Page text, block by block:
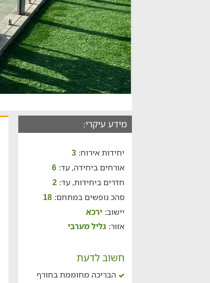
מידע עיקרי:
יחידות אירוח: 3
אורחים ביחידה, עד: 6
חדרים ביחידות, עד: 2
סהכ נופשים במתחם: 18
יישוב: ירכא
אזור: גליל מערבי
חשוב לדעת
הבריכה מחוממת בחורף